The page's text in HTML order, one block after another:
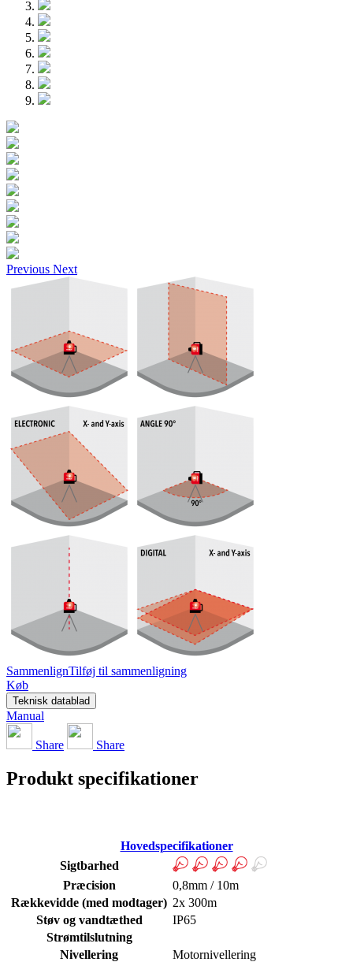
Previous Next
SammenlignTilføj til sammenligning
Køb
Teknisk datablad
Manual
Share Share
Produkt specifikationer
Hovedspecifikationer
Sigtbarhed
Præcision
0,8mm / 10m
Rækkevidde (med modtager) 2x 300m
Støv og vandtæthed
IP65
Strømtilslutning
Nivellering
Motornivellering